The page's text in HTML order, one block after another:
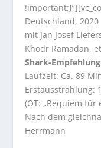
Deutschland, 2020
mit Jan Josef
Khodr Ramadan,
Shark-
Laufzeit: Ca. 89
Erstausstrahlung:
(OT: „Requiem für
Nach dem
Herrmann